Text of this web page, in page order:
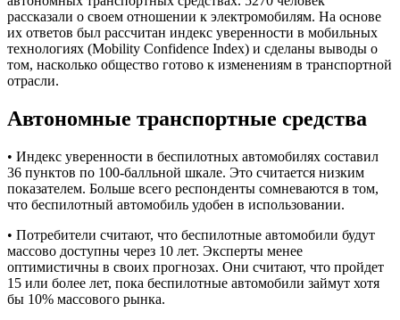
рассказали о своем отношении к электромобилям. На основе
их ответов был рассчитан индекс уверенности в мобильных
технологиях (Mobility Confidence Index) и сделаны выводы о
том, насколько общество готово к изменениям в транспортной
отрасли.
Автономные транспортные средства
• Индекс уверенности в беспилотных автомобилях составил
36 пунктов по 100-балльной шкале. Это считается низким
показателем. Больше всего респонденты сомневаются в том,
что беспилотный автомобиль удобен в использовании.
• Потребители считают, что беспилотные автомобили будут
массово доступны через 10 лет. Эксперты менее
оптимистичны в своих прогнозах. Они считают, что пройдет
15 или более лет, пока беспилотные автомобили займут хотя
бы 10% массового рынка.